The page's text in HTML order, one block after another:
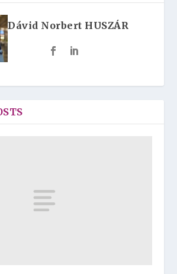
Dávid Norbert HUSZÁR